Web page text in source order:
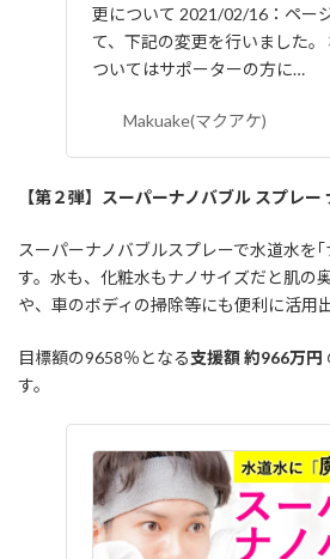
更について 2021/02/16：ペー
て、下記の変更を行いました。
ついてはサポーターの方に…
Makuake(マクアケ)
【第２弾】スーパーナノバブル スプレ
スーパーナノバブルスプレーで水道水を
す。水も、化粧水もナノサイズだと肌の
や、車のボディの掃除等にも便利に活用
目標額の9658％となる支援額 約966万円
す。